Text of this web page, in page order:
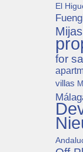
El
Mijas
for
villas